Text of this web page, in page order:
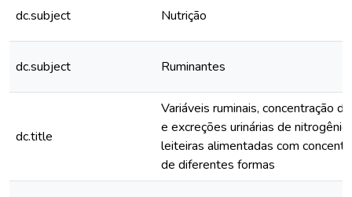
dc.subject Nutrição
dc.subject Ruminantes
dc.title
Variáveis ruminais, concentração
e excreções urinárias de
leiteiras alimentadas com
de diferentes formas